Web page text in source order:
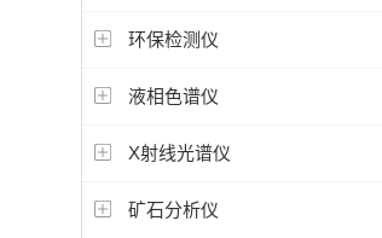
环保检测仪
液相色谱仪
X射线光谱仪
矿石分析仪